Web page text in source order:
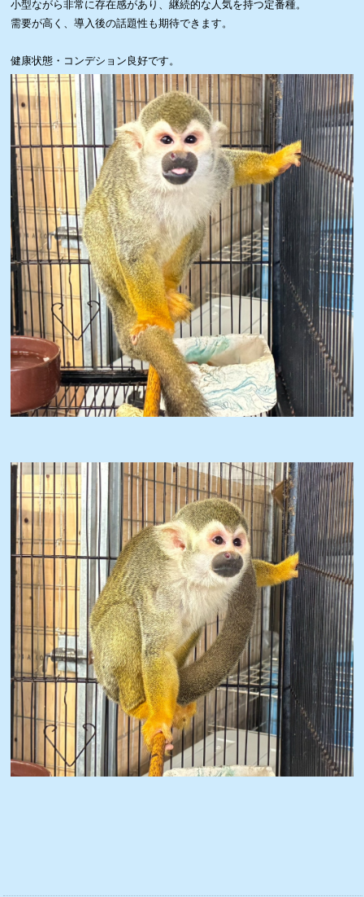
小型ながら非常に存在感があり、継続的な人気を持つ定番種。
需要が高く、導入後の話題性も期待できます。
健康状態・コンデション良好です。